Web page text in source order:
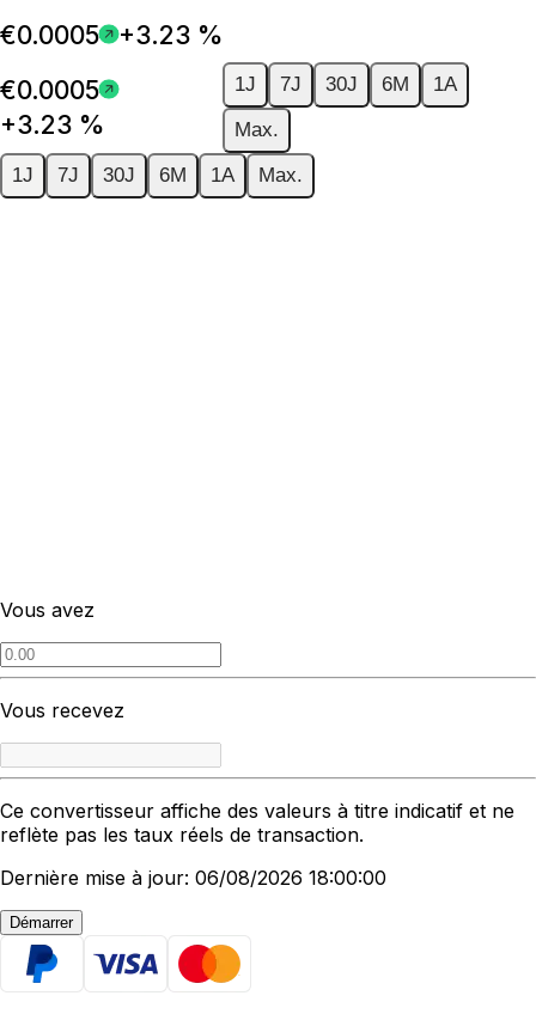
€0.0005
+3.23 %
€0.0005
+3.23 %
1J 7J 30J 6M
1A
Max.
1J
7J 30J 6M 1A Max.
Vous avez
Vous recevez
Ce convertisseur affiche des valeurs à titre indicatif et ne
reflète pas les taux réels de transaction.
Dernière mise à jour: 06/08/2026 18:00:00
Démarrer